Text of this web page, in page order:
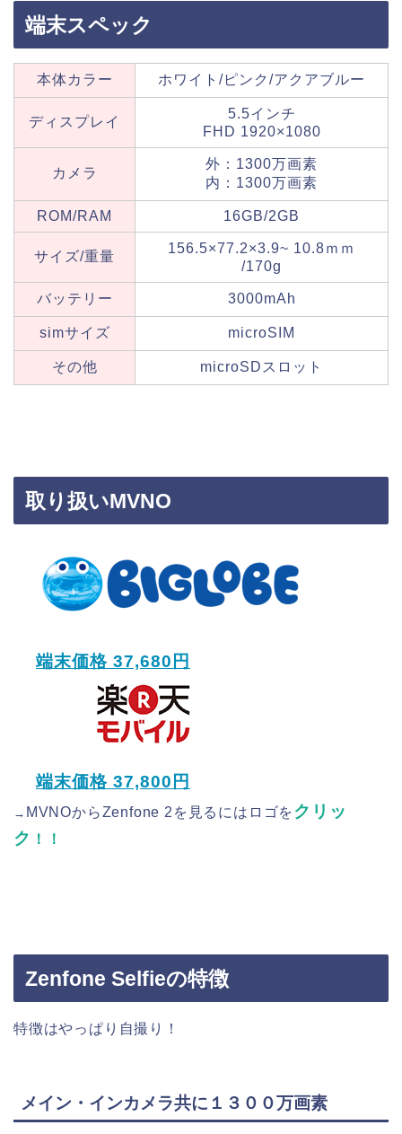
端末スペック
本体カラー ホワイト/ピンク/アクアブルー
ディスプレイ
5.5インチ
FHD 1920×1080
カメラ
外：1300万画素
内：1300万画素
ROM/RAM 16GB/2GB
サイズ/重量
156.5×77.2×3.9~ 10.8ｍｍ
/170g
バッテリー 3000mAh
simサイズ microSIM
その他 microSDスロット
取り扱いMVNO
端末価格 37,680円
端末価格 37,800円
→ MVNOからZenfone 2を見るにはロゴをクリッ
ク ！！
Zenfone Selfieの特徴
特徴はやっぱり自撮り！
メイン・インカメラ共に１３００万画素